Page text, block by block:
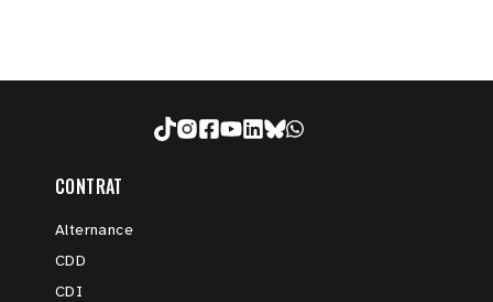
CONTRAT
Alternance
CDD
CDI